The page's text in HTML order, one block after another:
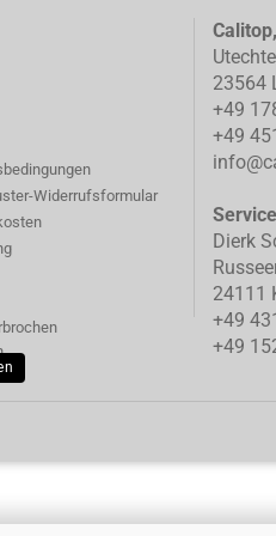
Widerrufsformular
23564
+49
+49
Dierk
24111
+49
+49